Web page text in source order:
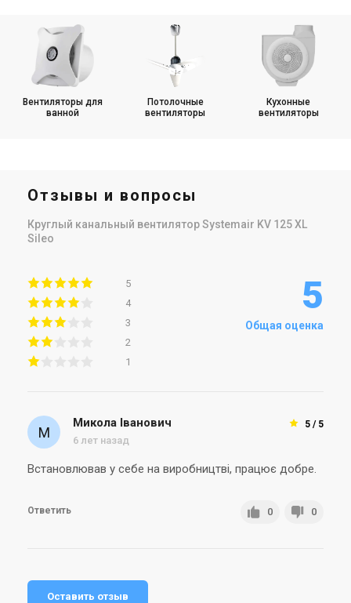
Вентиляторы для
ванной
Потолочные
вентиляторы
Кухонные
вентиляторы
Отзывы и вопросы
Круглый канальный вентилятор Systemair KV 125 XL
Sileo
5
4
3
2
1
5
Общая оценка
5 / 5
Микола Іванович
6 лет назад
Встановлював у себе на виробництві, працює добре.
Ответить 0 0
Оставить отзыв